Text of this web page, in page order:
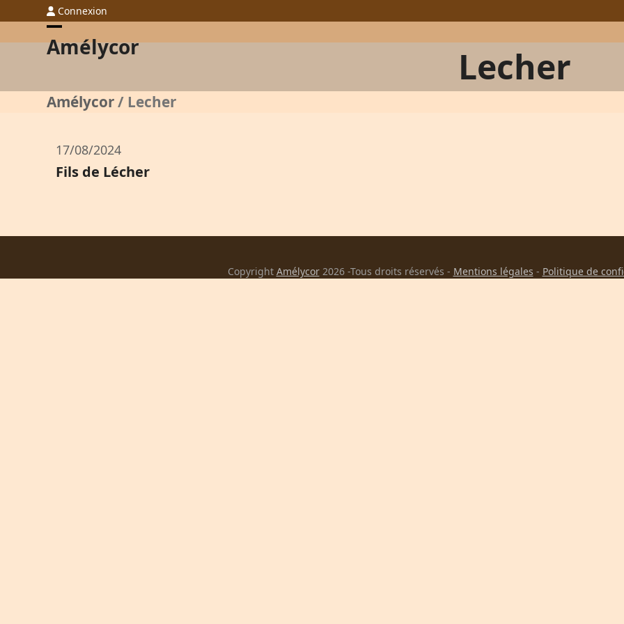
to
content
Connexion
Amélycor
Open
menu
Close
menu
Lecher
Amélycor/ Lecher
17/08/2024
Fils de Lécher
Copyright Amélycor2026 -Tous droits réservés - Mentions légales - Politique de